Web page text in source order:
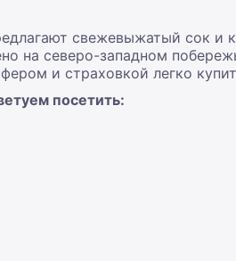
свежевыжатый сок и
на северо-западном
и страховкой легко
посетить: